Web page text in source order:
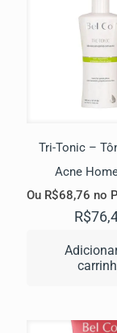
Tri-Tonic –
Acne
Ou R$68,76 no
R$